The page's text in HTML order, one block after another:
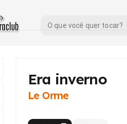
Era inverno
Le Orme